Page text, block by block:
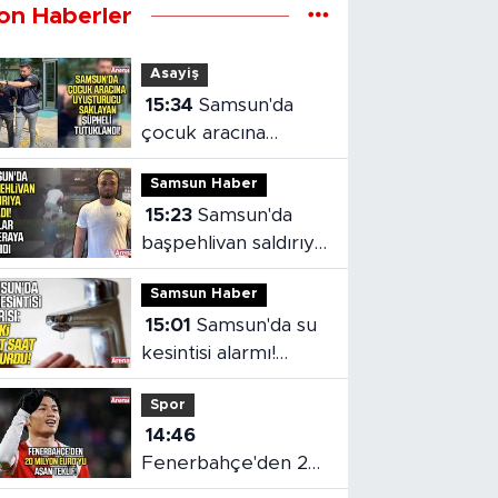
Haberler
Asayiş
15:34 Samsun'da
çocuk aracına
uyuşturucu saklayan
şüpheli tutuklandı
Samsun Haber
15:23 Samsun'da
başpehlivan saldırıya
uğradı!
Samsun Haber
15:01 Samsun'da su
kesintisi alarmı!
SASKİ saat verdi
Spor
14:46
Fenerbahçe'den 20
milyon euro'yu aşan